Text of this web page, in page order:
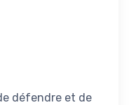
défendre et de